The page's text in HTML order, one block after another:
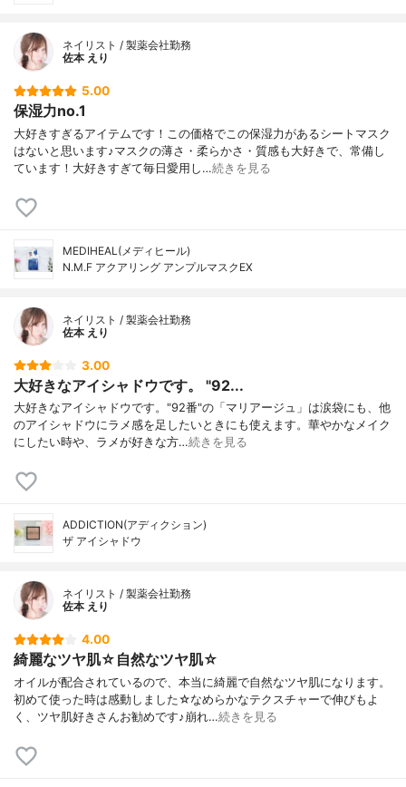
ネイリスト / 製薬会社勤務
佐本 えり
5.00
保湿力no.1
大好きすぎるアイテムです！この価格でこの保湿力があるシートマスク
はないと思います♪マスクの薄さ・柔らかさ・質感も大好きで、常備し
ています！大好きすぎて毎日愛用し…続きを見る
MEDIHEAL(メディヒール)
N.M.F アクアリング アンプルマスクEX
ネイリスト / 製薬会社勤務
佐本 えり
3.00
大好きなアイシャドウです。 "92...
大好きなアイシャドウです。"92番"の「マリアージュ」は涙袋にも、他
のアイシャドウにラメ感を足したいときにも使えます。華やかなメイク
にしたい時や、ラメが好きな方…続きを見る
ADDICTION(アディクション)
ザ アイシャドウ
ネイリスト / 製薬会社勤務
佐本 えり
4.00
綺麗なツヤ肌☆自然なツヤ肌☆
オイルが配合されているので、本当に綺麗で自然なツヤ肌になります。
初めて使った時は感動しました☆なめらかなテクスチャーで伸びもよ
く、ツヤ肌好きさんお勧めです♪崩れ…続きを見る